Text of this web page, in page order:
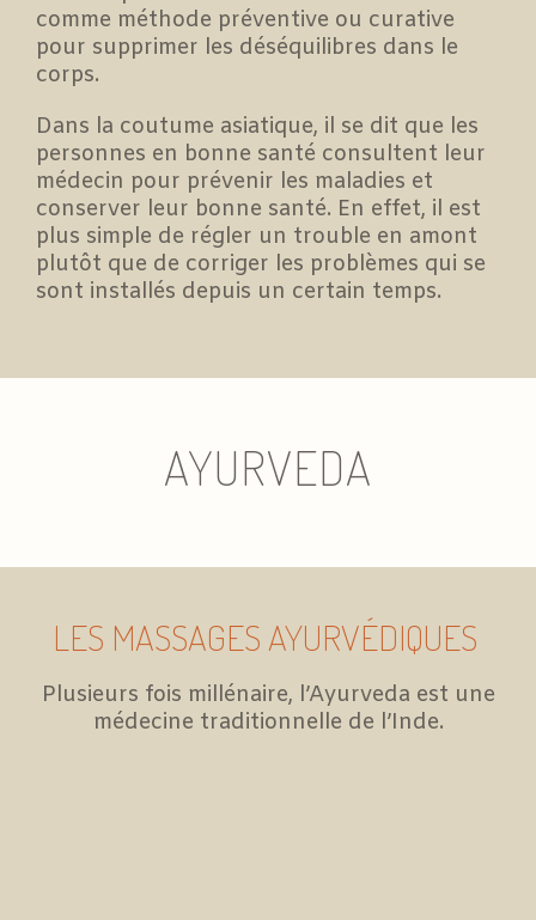
comme méthode préventive ou curative
pour supprimer les déséquilibres dans le
corps.
Dans la coutume asiatique, il se dit que les
personnes en bonne santé consultent leur
médecin pour prévenir les maladies et
conserver leur bonne santé. En effet, il est
plus simple de régler un trouble en amont
plutôt que de corriger les problèmes qui se
sont installés depuis un certain temps.
AYURVEDA
LES MASSAGES AYURVÉDIQUES
Plusieurs fois millénaire, l’Ayurveda est une
médecine traditionnelle de l’Inde.